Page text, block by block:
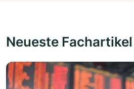
Neueste Fachartikel